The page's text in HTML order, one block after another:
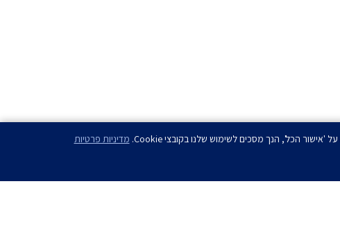
מדיניות פרטיות